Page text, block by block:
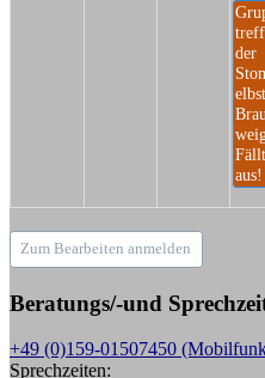
der
Fällt
aus!
Zum Bearbeiten anmelden
Beratungs/-und
+49 (0)159-01507450
Sprechzeiten: